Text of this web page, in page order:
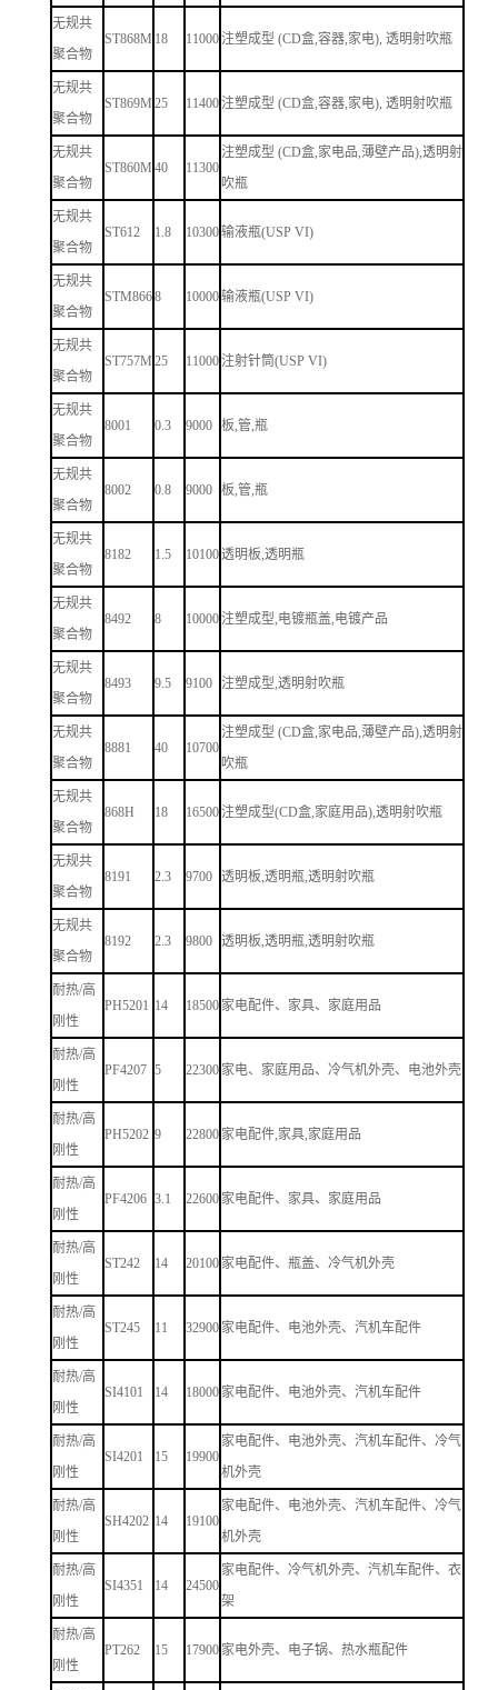
无规共
聚合物
ST868M 18 11000 注塑成型 (CD盒,容器,家电), 透明射吹瓶
无规共
聚合物
ST869M 25 11400 注塑成型 (CD盒,容器,家电), 透明射吹瓶
无规共
聚合物
ST860M 40 11300
注塑成型 (CD盒,家电品,薄壁产品),透明射
吹瓶
无规共
聚合物
ST612 1.8 10300输液瓶(USP VI)
无规共
聚合物
STM8668 10000输液瓶(USP VI)
无规共
聚合物
ST757M 25 11000 注射针筒(USP VI)
无规共
聚合物
8001 0.3 9000 板,管,瓶
无规共
聚合物
8002 0.8 9000 板,管,瓶
无规共
聚合物
8182 1.5 10100透明板,透明瓶
无规共
聚合物
8492 8 10000 注塑成型,电镀瓶盖,电镀产品
无规共
聚合物
8493 9.5 9100 注塑成型,透明射吹瓶
无规共
聚合物
8881 40 10700
注塑成型 (CD盒,家电品,薄壁产品),透明射
吹瓶
无规共
聚合物
868H 18 16500 注塑成型(CD盒,家庭用品),透明射吹瓶
无规共
聚合物
8191 2.3 9700 透明板,透明瓶,透明射吹瓶
无规共
聚合物
8192 2.3 9800 透明板,透明瓶,透明射吹瓶
耐热/高
刚性
PH5201 14 18500 家电配件、家具、家庭用品
耐热/高
刚性
PF4207 5 22300 家电、家庭用品、冷气机外壳、电池外壳
耐热/高
刚性
PH5202 9 22800 家电配件,家具,家庭用品
耐热/高
刚性
PF4206 3.1 22600 家电配件、家具、家庭用品
耐热/高
刚性
ST242 14 20100 家电配件、瓶盖、冷气机外壳
耐热/高
刚性
ST245 11 32900 家电配件、电池外壳、汽机车配件
耐热/高
刚性
SI4101 14 18000 家电配件、电池外壳、汽机车配件
耐热/高
刚性
SI4201 15 19900
家电配件、电池外壳、汽机车配件、冷气
机外壳
耐热/高
刚性
SH4202 14 19100
家电配件、电池外壳、汽机车配件、冷气
机外壳
耐热/高
刚性
SI4351 14 24500
家电配件、冷气机外壳、汽机车配件、衣
架
耐热/高
刚性
PT262 15 17900 家电外壳、电子锅、热水瓶配件